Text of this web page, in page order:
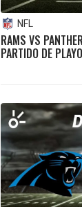
NFL
RAMS VS
PARTIDO DE